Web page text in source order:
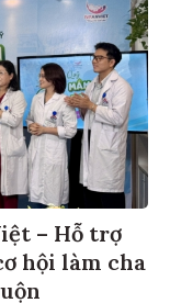
– Hỗ trợ
hội làm cha